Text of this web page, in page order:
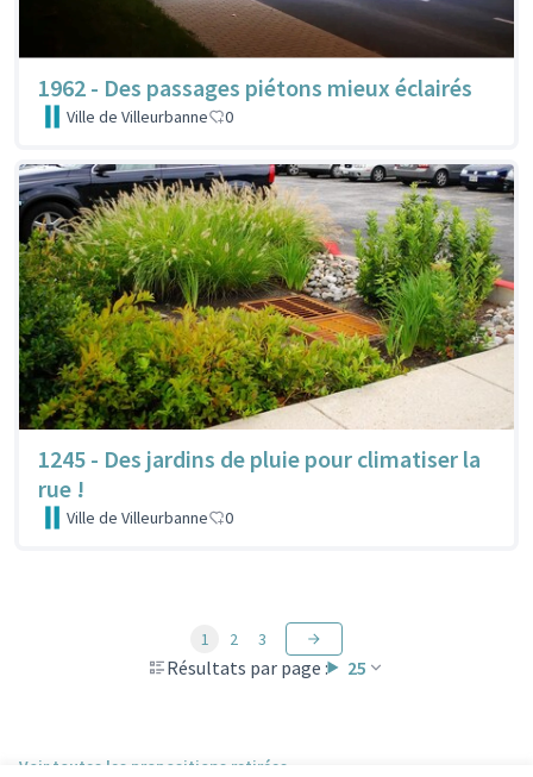
1962 - Des passages piétons mieux éclairés
Ville de Villeurbanne 0
1245 - Des jardins de pluie pour climatiser la
rue !
Ville de Villeurbanne 0
Résultats par page : 25
1 2 3
Voir toutes les propositions retirées